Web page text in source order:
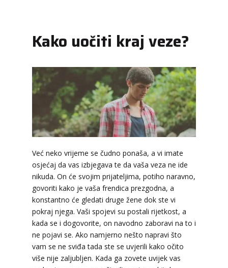
Kako uočiti kraj veze?
Već neko vrijeme se čudno ponaša, a vi imate
osjećaj da vas izbjegava te da vaša veza ne ide
nikuda. On će svojim prijateljima, potiho naravno,
govoriti kako je vaša frendica prezgodna, a
konstantno će gledati druge žene dok ste vi
pokraj njega. Vaši spojevi su postali rijetkost, a
kada se i dogovorite, on navodno zaboravi na to i
ne pojavi se. Ako namjerno nešto napravi što
vam se ne sviđa tada ste se uvjerili kako očito
više nije zaljubljen. Kada ga zovete uvijek vas
LUCIJA/ Kod #136
Tarot savjetnik je zauzet
TEHNIKE:sudbinske karte, anđeoske poruke
Broj tel: 064/600-600
tel:0,93€ - mob:1,12€ min